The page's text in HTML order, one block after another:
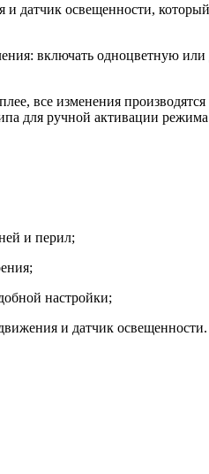
датчик освещенности,
включать одноцветную
все изменения
для ручной активации
и перил;
настройки;
и датчик освещенности.